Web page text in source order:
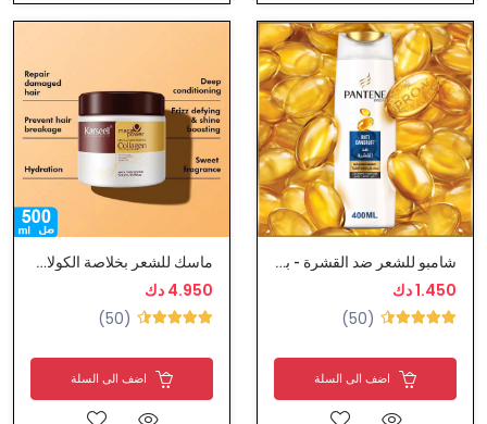
شامبو للشعر ضد القشرة - بانتين برو
1.450 دك
(50)
اضف الى السلة
ماسك للشعر بخلاصة الكولاجين - كارسيل
4.950 دك
(50)
اضف الى السلة